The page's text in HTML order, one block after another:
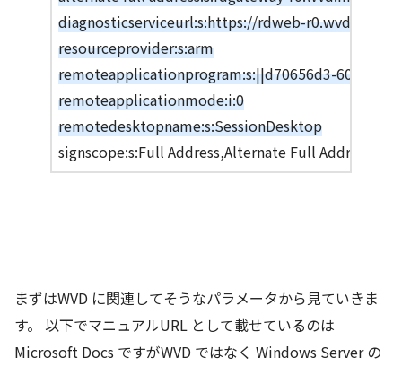
diagnosticserviceurl:s:https://rdweb-
resourceprovider:s:arm
remoteapplicationprogram:s:||d70656d3-6064-
remoteapplicationmode:i:0
remotedesktopname:s:SessionDesktop
signscope:s:Full Address,Alternate Full
まずはWVD に関連してそうなパラメータから見ていきま
す。 以下でマニュアルURL として載せているのは
Microsoft Docs ですがWVD ではなく Windows Server の